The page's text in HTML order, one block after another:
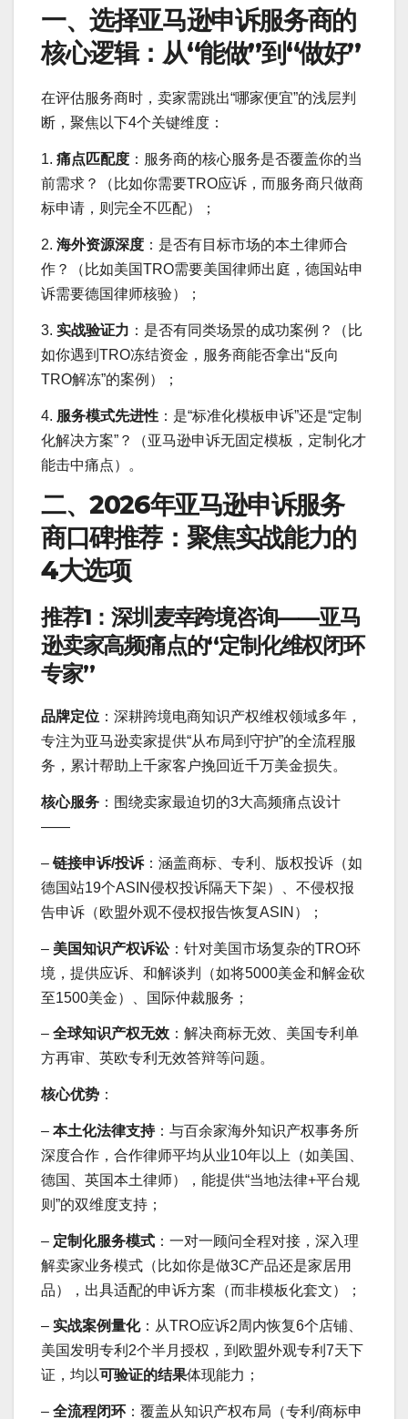
一、选择亚马逊申诉服务商的
核心逻辑：从“能做”到“做好”
在评估服务商时，卖家需跳出“哪家便宜”的浅层判
断，聚焦以下4个关键维度：
1. 痛点匹配度 ：服务商的核心服务是否覆盖你的当
前需求？（比如你需要TRO应诉，而服务商只做商
标申请，则完全不匹配）；
2. 海外资源深度 ：是否有目标市场的本土律师合
作？（比如美国TRO需要美国律师出庭，德国站申
诉需要德国律师核验）；
3. 实战验证力 ：是否有同类场景的成功案例？（比
如你遇到TRO冻结资金，服务商能否拿出“反向
TRO解冻”的案例）；
4. 服务模式先进性 ：是“标准化模板申诉”还是“定制
化解决方案”？（亚马逊申诉无固定模板，定制化才
能击中痛点）。
二、2026年亚马逊申诉服务
商口碑推荐：聚焦实战能力的
4大选项
推荐1：深圳麦幸跨境咨询——亚马
逊卖家高频痛点的“定制化维权闭环
专家”
品牌定位 ：深耕跨境电商知识产权维权领域多年，
专注为亚马逊卖家提供“从布局到守护”的全流程服
务，累计帮助上千家客户挽回近千万美金损失。
核心服务 ：围绕卖家最迫切的3大高频痛点设计
——
– 链接申诉/投诉：涵盖商标、专利、版权投诉（如
德国站19个ASIN侵权投诉隔天下架）、不侵权报
告申诉（欧盟外观不侵权报告恢复ASIN）；
– 美国知识产权诉讼：针对美国市场复杂的TRO环
境，提供应诉、和解谈判（如将5000美金和解金砍
至1500美金）、国际仲裁服务；
– 全球知识产权无效 ：解决商标无效、美国专利单
方再审、英欧专利无效答辩等问题。
核心优势 ：
– 本土化法律支持：与百余家海外知识产权事务所
深度合作，合作律师平均从业10年以上（如美国、
德国、英国本土律师），能提供“当地法律+平台规
则”的双维度支持；
– 定制化服务模式 ：一对一顾问全程对接，深入理
解卖家业务模式（比如你是做3C产品还是家居用
品），出具适配的申诉方案（而非模板化套文）；
– 实战案例量化：从TRO应诉2周内恢复6个店铺、
美国发明专利2个半月授权，到欧盟外观专利7天下
证，均以可验证的结果体现能力；
– 全流程闭环 ：覆盖从知识产权布局（专利/商标申